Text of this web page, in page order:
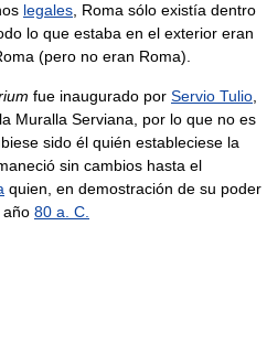
legales , Roma sólo existía dentro
lo que estaba en el exterior eran
(pero no eran Roma).
fue inaugurado por Servio Tulio
Muralla Serviana, por lo que no es
sido él quién estableciese la
sin cambios hasta el
quien, en demostración de su poder
año 80 a. C.